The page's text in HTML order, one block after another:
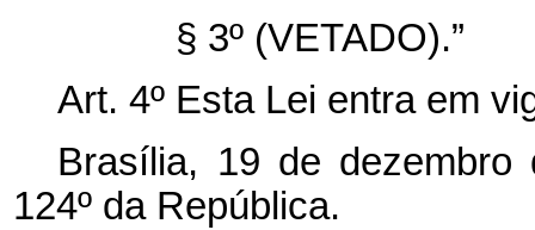
§ 3º (VETADO).”
Art. 4º Esta Lei entra em
Brasília, 19 de dezembro
124º da República.